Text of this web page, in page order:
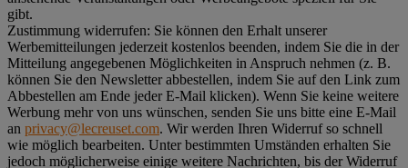
gibt.
Zustimmung widerrufen: Sie können den Erhalt unserer
Werbemitteilungen jederzeit kostenlos beenden, indem Sie die in der
Mitteilung angegebenen Möglichkeiten in Anspruch nehmen (z. B.
können Sie den Newsletter abbestellen, indem Sie auf den Link zum
Abbestellen am Ende jeder E-Mail klicken). Wenn Sie keine weitere
Werbung mehr von uns wünschen, senden Sie uns bitte eine E-Mail
an privacy@lecreuset.com. Wir werden Ihren Widerruf so schnell
wie möglich bearbeiten. Unter bestimmten Umständen erhalten Sie
jedoch möglicherweise einige weitere Nachrichten, bis der Widerruf